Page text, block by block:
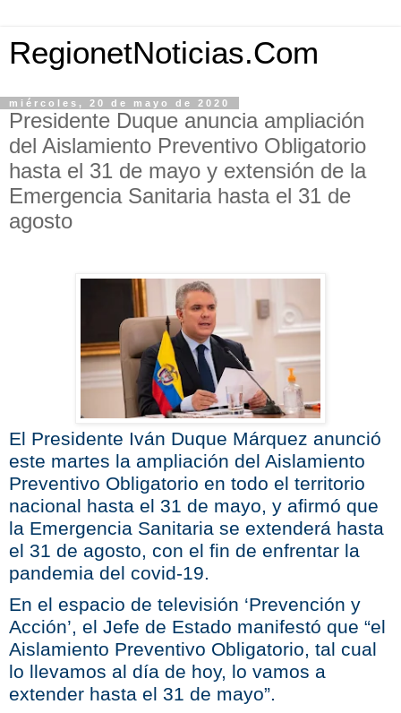
RegionetNoticias.Com
miércoles, 20 de mayo de 2020
Presidente Duque anuncia ampliación
del Aislamiento Preventivo Obligatorio
hasta el 31 de mayo y extensión de la
Emergencia Sanitaria hasta el 31 de
agosto
El Presidente Iván Duque Márquez anunció
este martes la ampliación del Aislamiento
Preventivo Obligatorio en todo el territorio
nacional hasta el 31 de mayo, y afirmó que
la Emergencia Sanitaria se extenderá hasta
el 31 de agosto, con el fin de enfrentar la
pandemia del covid-19.
En el espacio de televisión ‘Prevención y
Acción’, el Jefe de Estado manifestó que “el
Aislamiento Preventivo Obligatorio, tal cual
lo llevamos al día de hoy, lo vamos a
extender hasta el 31 de mayo”.